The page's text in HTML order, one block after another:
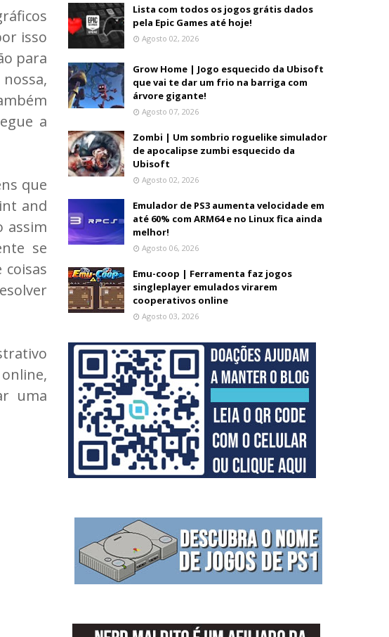
isso
para
a
que
and
assim
se
uma
Lista com todos os jogos grátis dados
pela Epic Games até hoje!
Agosto 02, 2026
Grow Home | Jogo esquecido da Ubisoft
que vai te dar um frio na barriga com
árvore gigante!
Agosto 07, 2026
Zombi | Um sombrio roguelike simulador
de apocalipse zumbi esquecido da
Ubisoft
Agosto 02, 2026
Emulador de PS3 aumenta velocidade em
até 60% com ARM64 e no Linux fica ainda
melhor!
Agosto 06, 2026
Emu-coop | Ferramenta faz jogos
singleplayer emulados virarem
cooperativos online
Agosto 03, 2026